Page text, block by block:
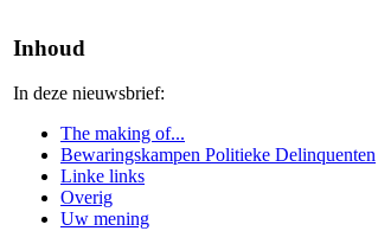
Inhoud
In deze nieuwsbrief:
The making of...
Bewaringskampen Politieke Delinquenten
Linke links
Overig
Uw mening